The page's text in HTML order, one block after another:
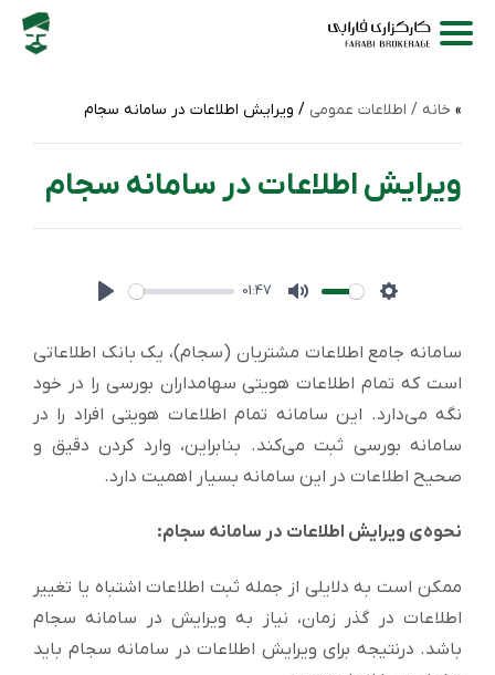
خانه / اطلاعات عمومی / ویرایش اطلاعات در سامانه سجام
ویرایش اطلاعات در سامانه سجام
01:47
سامانه جامع اطلاعات مشتریان (سجام)، یک بانک اطلاعاتی
است که تمام اطلاعات هویتی سهامداران بورسی را در خود
نگه می‌دارد. این سامانه تمام اطلاعات هویتی افراد را در
سامانه بورسی ثبت می‌کند. بنابراین، وارد کردن دقیق و
صحیح اطلاعات در این سامانه بسیار اهمیت دارد.
نحوه‌ی ویرایش اطلاعات در سامانه سجام:
ممکن است به دلایلی از جمله ثبت اطلاعات اشتباه یا تغییر
اطلاعات در گذر زمان، نیاز به ویرایش در سامانه سجام
باشد. درنتیجه برای ویرایش اطلاعات در سامانه سجام باید